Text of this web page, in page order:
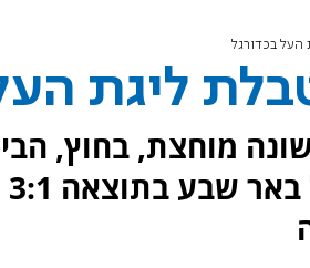
העל בכדורגל
ליגת
מוחצת, בחוץ,